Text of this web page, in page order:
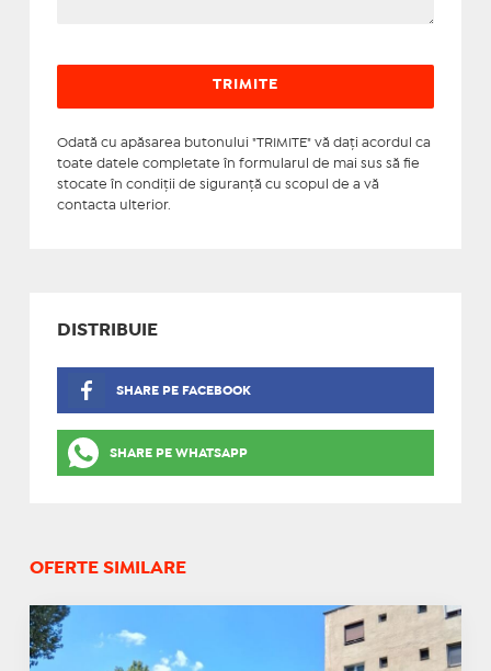
Odată cu apăsarea butonului "TRIMITE" vă daţi acordul ca
toate datele completate în formularul de mai sus să fie
stocate în condiţii de siguranţă cu scopul de a vă
contacta ulterior.
DISTRIBUIE
SHARE PE FACEBOOK
SHARE PE WHATSAPP
OFERTE SIMILARE